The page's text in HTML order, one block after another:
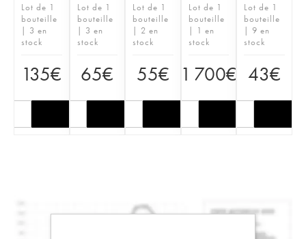
Lot de 1
bouteille
| 3 en
stock
135€
Lot de 1
bouteille
| 3 en
stock
65€
Lot de 1
bouteille
| 2 en
stock
55€
Lot de 1
bouteille
| 1 en
stock
1 700€
Lot de 1
bouteille
| 9 en
stock
43€